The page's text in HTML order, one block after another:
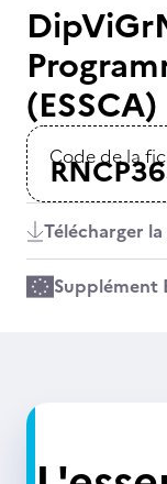
(ESSCA)
Code de la
Télécharger
Supplément